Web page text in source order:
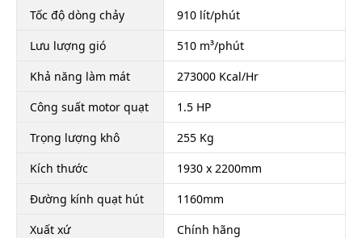
Tốc độ dòng chảy
910 lít/phút
Lưu lượng gió
510 m³/phút
Khả năng làm mát
273000 Kcal/Hr
Công suất motor quạt
1.5 HP
Trọng lượng khô
255 Kg
Kích thước
1930 x 2200mm
Đường kính quạt hút
1160mm
Xuất xứ
Chính hãng